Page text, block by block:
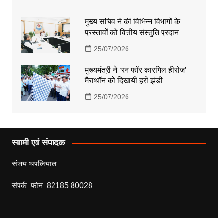
मुख्य सचिव ने की विभिन्न विभागों के
प्रस्तावों को वित्तीय संस्तुति प्रदान
25/07/2026
मुख्यमंत्री ने ‘रन फॉर कारगिल हीरोज’
मैराथॉन को दिखायी हरी झंडी
25/07/2026
स्वामी एवं संपादक
संजय थपलियाल
संपर्क फोन 82185 80028